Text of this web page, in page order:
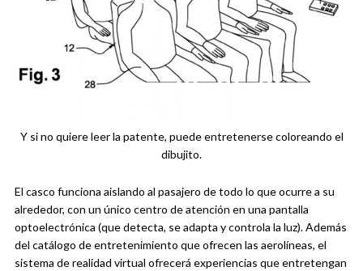
Y si no quiere leer la patente, puede entretenerse coloreando el
dibujito.
El casco funciona aislando al pasajero de todo lo que ocurre a su
alrededor, con un único centro de atención en una pantalla
optoelectrónica (que detecta, se adapta y controla la luz). Además
del catálogo de entretenimiento que ofrecen las aerolíneas, el
sistema de realidad virtual ofrecerá experiencias que entretengan